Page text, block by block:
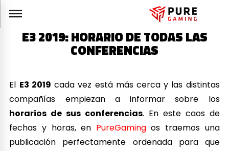
E3 2019: HORARIO DE TODAS LAS
CONFERENCIAS
El E3 2019 cada vez está más cerca y las distintas
compañías empiezan a informar sobre los
horarios de sus conferencias. En este caos de
fechas y horas, en PureGamingos traemos una
publicación perfectamente ordenada para que